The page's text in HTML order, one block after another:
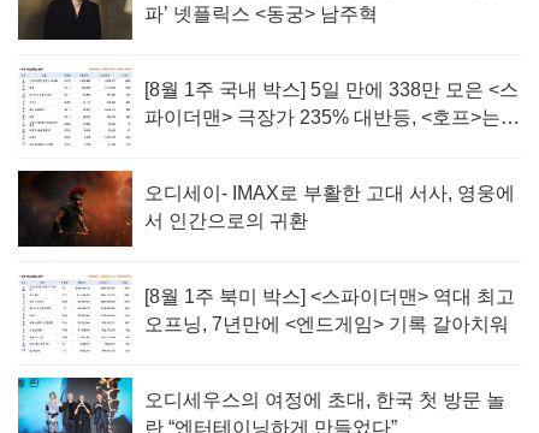
파’ 넷플릭스 <동궁> 남주혁
[8월 1주 국내 박스] 5일 만에 338만 모은 <스
파이더맨> 극장가 235% 대반등, <호프>는
오디세이- IMAX로 부활한 고대 서사, 영웅에
서 인간으로의 귀환
[8월 1주 북미 박스] <스파이더맨> 역대 최고
오프닝, 7년만에 <엔드게임> 기록 갈아치워
오디세우스의 여정에 초대, 한국 첫 방문 놀
란 “엔터테이닝하게 만들었다”